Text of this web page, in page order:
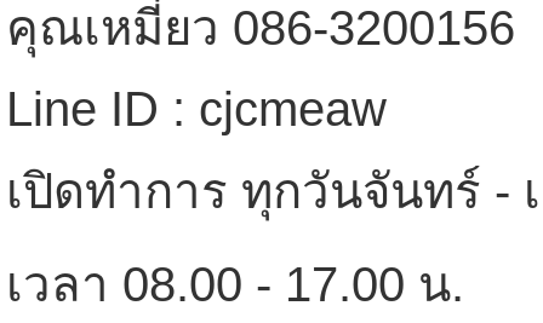
คุณเหมี่ยว 086-
Line ID : cjcmeaw
เปิดทำการ ทุกวันจันทร์ -
เวลา 08.00 - 17.00 น.